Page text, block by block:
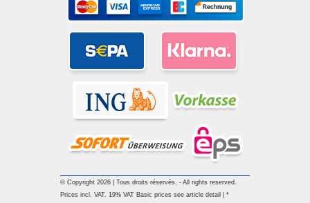
© Copyright 2026 | Tous droits réservés. - All rights reserved.
Prices incl. VAT. 19% VAT Basic prices see article detail | *